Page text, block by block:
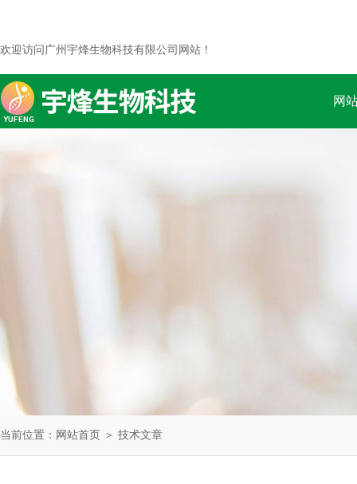
欢迎访问广州宇烽生物科技有限公司网站！
网
当前位置： 网站首页 ＞ 技术文章